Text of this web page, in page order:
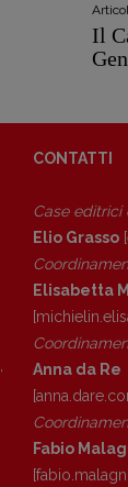
Il
CONTATTI
Case editrici
Elio Grasso
Elisabetta
Anna da Re
Fabio